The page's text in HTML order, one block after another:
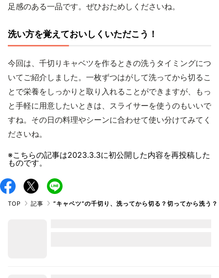
足感のある一品です。ぜひおためしくださいね。
洗い方を覚えておいしくいただこう！
今回は、千切りキャベツを作るときの洗うタイミングにつ
いてご紹介しました。一枚ずつはがして洗ってから切るこ
とで栄養をしっかりと取り入れることができますが、もっ
と手軽に用意したいときは、スライサーを使うのもいいで
すね。その日の料理やシーンに合わせて使い分けてみてく
ださいね。
※こちらの記事は2023.3.3に初公開した内容を再投稿した
ものです。
TOP 記事 ”キャベツ”の千切り、洗ってから切る？切ってから洗う